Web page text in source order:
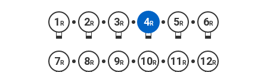
1 R 2R 3R 4R 5R 6R
7 R 8R 9R 10R 11 R 12R